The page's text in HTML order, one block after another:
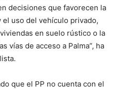
decisiones que favorecen la
uso del vehículo privado,
en suelo rústico o la
vías de acceso a Palma”, ha
que el PP no cuenta con el